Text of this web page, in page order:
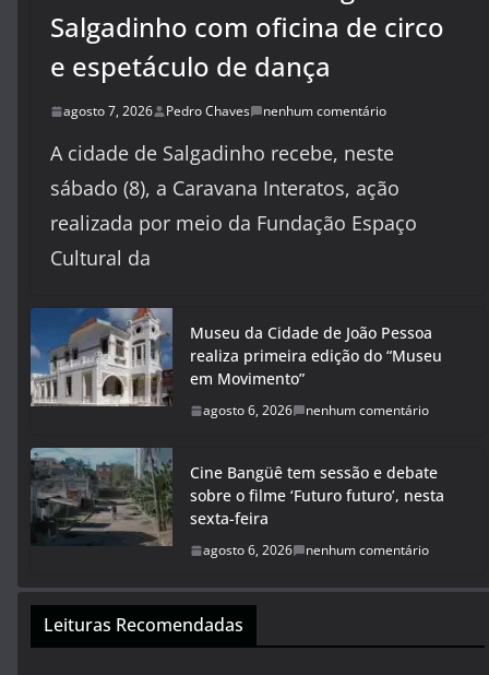
Salgadinho com oficina de circo
e espetáculo de dança
agosto 7, 2026 Pedro Chaves nenhum comentário
A cidade de Salgadinho recebe, neste
sábado (8), a Caravana Interatos, ação
realizada por meio da Fundação Espaço
Cultural da
Museu da Cidade de João Pessoa
realiza primeira edição do “Museu
em Movimento”
agosto 6, 2026 nenhum comentário
Cine Bangüê tem sessão e debate
sobre o filme ‘Futuro futuro’, nesta
sexta-feira
agosto 6, 2026 nenhum comentário
Leituras Recomendadas